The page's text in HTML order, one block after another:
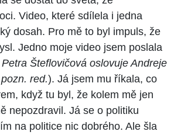
Video, které sdílela i jedna
dosah. Pro mě to byl impuls, že
Jedno moje video jsem poslala
Šteflovičová oslovuje Andreje
red.). Já jsem mu říkala, co
když tu byl, že kolem mě jen
nepozdravil. Já se o politiku
na politice nic dobrého. Ale šla